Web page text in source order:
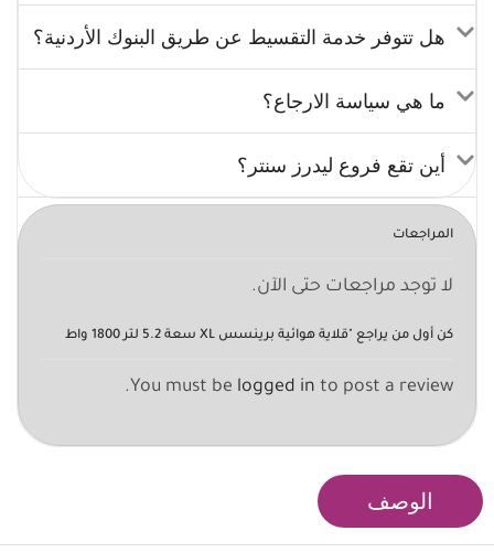
هل تتوفر خدمة التقسيط عن طريق البنوك الأردنية؟
ما هي سياسة الارجاع؟
أين تقع فروع ليدرز سنتر؟
المراجعات
لا توجد مراجعات حتى الآن.
كن أول من يراجع "قلاية هوائية برينسس XL سعة 5.2 لتر 1800 واط
You must be logged in to post a review.
الوصف